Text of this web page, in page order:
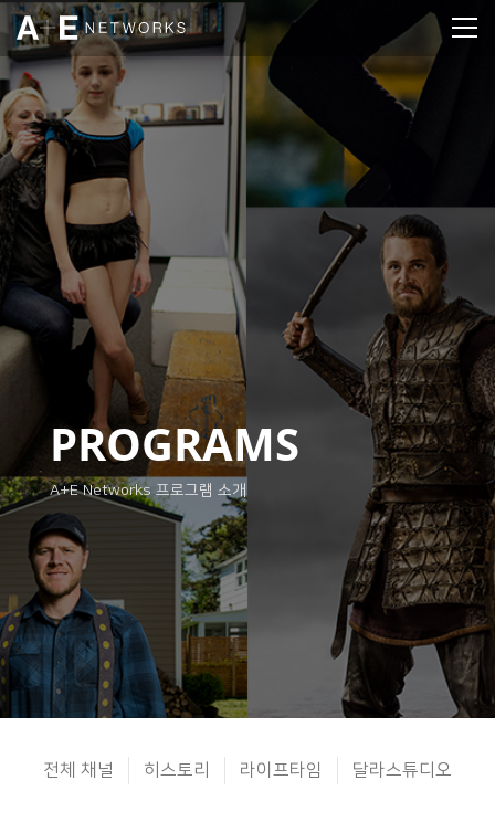
PROGRAMS
A+E Networks 프로그램 소개
전체 채널 히스토리 라이프타임 달라스튜디오